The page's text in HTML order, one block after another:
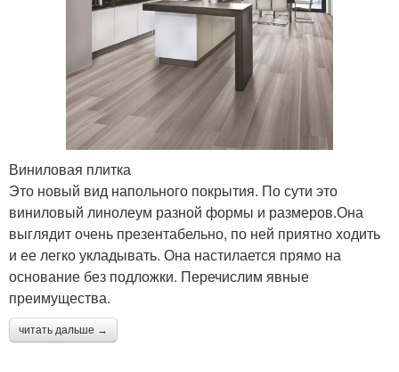
Виниловая плитка
Это новый вид напольного покрытия. По сути это
виниловый линолеум разной формы и размеров.Она
выглядит очень презентабельно, по ней приятно ходить
и ее легко укладывать. Она настилается прямо на
основание без подложки. Перечислим явные
преимущества.
читать дальше →